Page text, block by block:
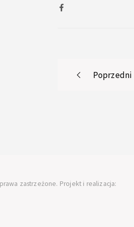
PostPoprzedni
zastrzeżone. Projekt i realizacja: